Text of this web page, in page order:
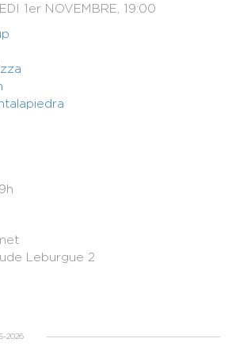
1er NOVEMBRE, 19:00
Leburgue 2
2026